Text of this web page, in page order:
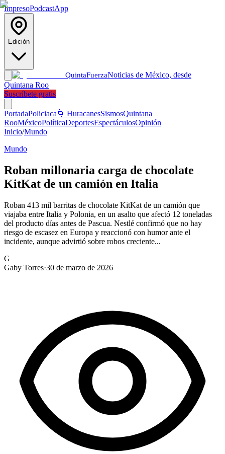
ImpresoPodcastApp
Edición
QuintaFuerzaNoticias de México, desde
Quintana Roo
Suscríbete gratis
PortadaPoliciaca 🌀 HuracanesSismosQuintana
RooMéxicoPolíticaDeportesEspectáculosOpinión
Inicio/Mundo
Mundo
Roban millonaria carga de chocolate
KitKat de un camión en Italia
Roban 413 mil barritas de chocolate KitKat de un camión que
viajaba entre Italia y Polonia, en un asalto que afectó 12 toneladas
del producto días antes de Pascua. Nestlé confirmó que no hay
riesgo de escasez en Europa y reaccionó con humor ante el
incidente, aunque advirtió sobre robos creciente...
G
Gaby Torres·30 de marzo de 2026